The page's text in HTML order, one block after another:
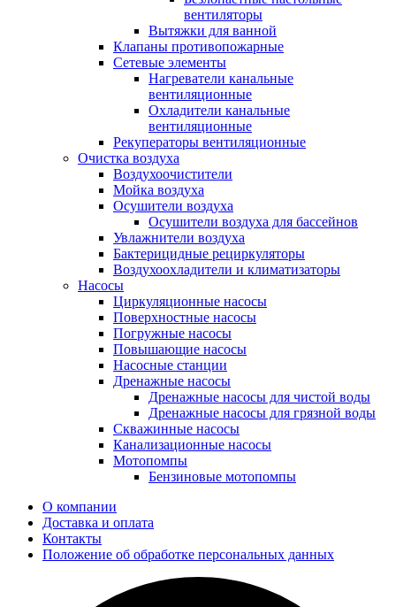
вентиляторы
Вытяжки для ванной
Клапаны противопожарные
Сетевые элементы
Нагреватели канальные
вентиляционные
Охладители канальные
вентиляционные
Рекуператоры вентиляционные
Очистка воздуха
Воздухоочистители
Мойка воздуха
Осушители воздуха
Осушители воздуха для бассейнов
Увлажнители воздуха
Бактерицидные рециркуляторы
Воздухоохладители и климатизаторы
Насосы
Циркуляционные насосы
Поверхностные насосы
Погружные насосы
Повышающие насосы
Насосные станции
Дренажные насосы
Дренажные насосы для чистой воды
Дренажные насосы для грязной воды
Скважинные насосы
Канализационные насосы
Мотопомпы
Бензиновые мотопомпы
О компании
Доставка и оплата
Контакты
Положение об обработке персональных данных